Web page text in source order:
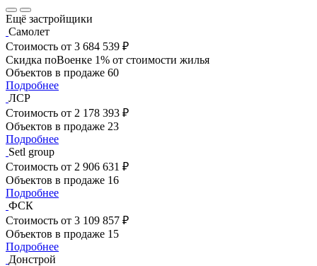
Ещё застройщики
Самолет
Стоимость от 3 684 539 ₽
Скидка поВоенке 1% от стоимости жилья
Объектов в продаже 60
Подробнее
ЛСР
Стоимость от 2 178 393 ₽
Объектов в продаже 23
Подробнее
Setl group
Стоимость от 2 906 631 ₽
Объектов в продаже 16
Подробнее
ФСК
Стоимость от 3 109 857 ₽
Объектов в продаже 15
Подробнее
Донстрой